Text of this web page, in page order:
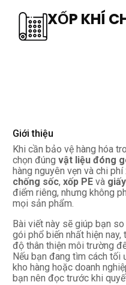
XỐP KHÍ
Giới thiệu
Khi cần bảo vệ hàng hóa
chọn đúngvật liệu đóng
hàng nguyên vẹn và chi
chống sốc,xốp PE và
điểm riêng, nhưng không
mọi sản phẩm.
Bài viết này sẽ giúp bạn
gói phổ biến nhất hiện
độ thân thiện môi trường
Nếu bạn đang tìm cách
kho hàng hoặc doanh
bạn nên đọc trước khi